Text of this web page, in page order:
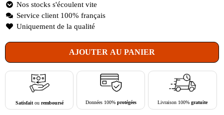
Nos stocks s'écoulent vite
Service client 100% français
Uniquement de la qualité
AJOUTER AU PANIER
Satisfaitou remboursé Données 100% protégées Livraison 100%gratuite